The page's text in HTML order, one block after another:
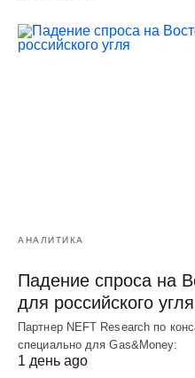
АНАЛИТИКА
Падение спроса на
для российского угля
Партнер NEFT Research по
специально для Gas&Money:
1 день ago